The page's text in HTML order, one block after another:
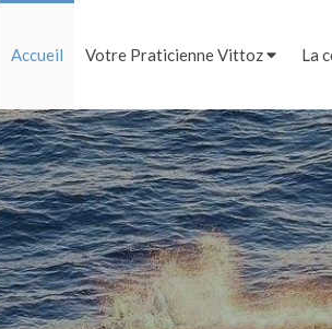
Accueil Votre Praticienne Vittoz La